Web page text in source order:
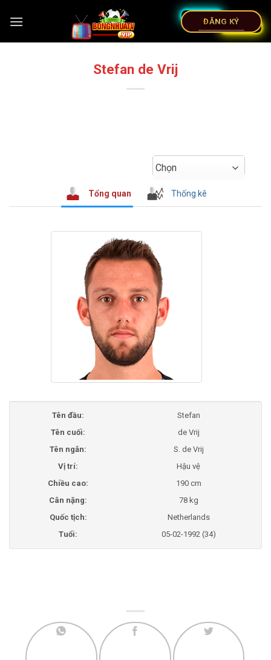
ĐĂNG KÝ
Stefan de Vrij
Chọn
Tổng quan Thống kê
Tên đầu:
Stefan
Tên cuối:
de Vrij
Tên ngắn:
S. de Vrij
Vị trí:
Hậu vệ
Chiều cao:
190 cm
Cân nặng:
78 kg
Quốc tịch:
Netherlands
Tuổi:
05-02-1992 (34)